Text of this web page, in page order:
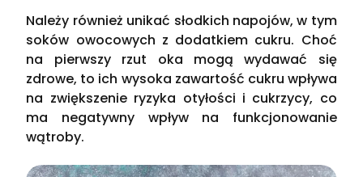
Należy również unikać słodkich napojów, w tym
soków owocowych z dodatkiem cukru. Choć
na pierwszy rzut oka mogą wydawać się
zdrowe, to ich wysoka zawartość cukru wpływa
na zwiększenie ryzyka otyłości i cukrzycy, co
ma negatywny wpływ na funkcjonowanie
wątroby.